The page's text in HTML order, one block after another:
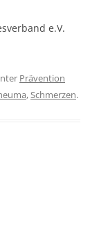
e.V.
Prävention
,Schmerzen.